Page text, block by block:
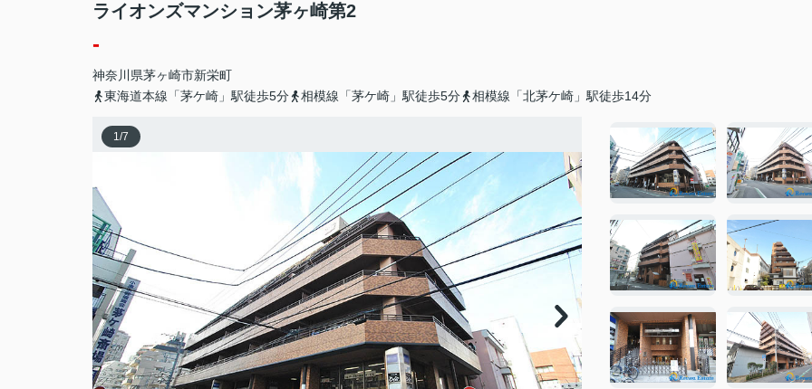
ライオンズマンション茅ヶ崎第2
-
神奈川県茅ヶ崎市新栄町
東海道本線「茅ケ崎」駅徒歩5分
相模線「茅ケ崎」駅徒歩5分 相模線「北茅ケ崎」駅徒歩14分
1/7